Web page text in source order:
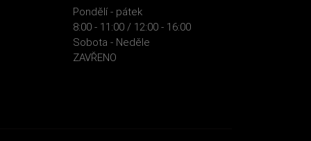
Pondělí - pátek
8:00 - 11:00 / 12:00 - 16:00
Sobota - Neděle
ZAVŘENO